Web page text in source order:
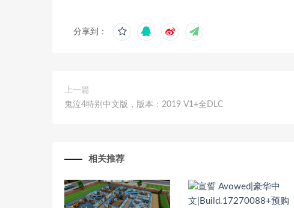
分享到：
上一篇
鬼泣4特别中文版，版本：2019 V1+全DLC
相关推荐